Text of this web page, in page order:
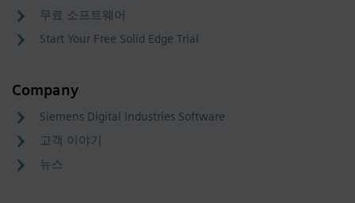
무료 소프트웨어
Start Your Free Solid Edge Trial
Company
Siemens Digital Industries Software
고객 이야기
뉴스